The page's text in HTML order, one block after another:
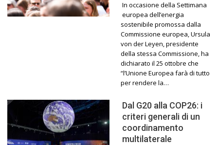
In occasione della Settimana
europea dell’energia
sostenibile promossa dalla
Commissione europea, Ursula
von der Leyen, presidente
della stessa Commissione, ha
dichiarato il 25 ottobre che
“l’Unione Europea farà di tutto
per rendere la…
Dal G20 alla COP26: i
criteri generali di un
coordinamento
multilaterale